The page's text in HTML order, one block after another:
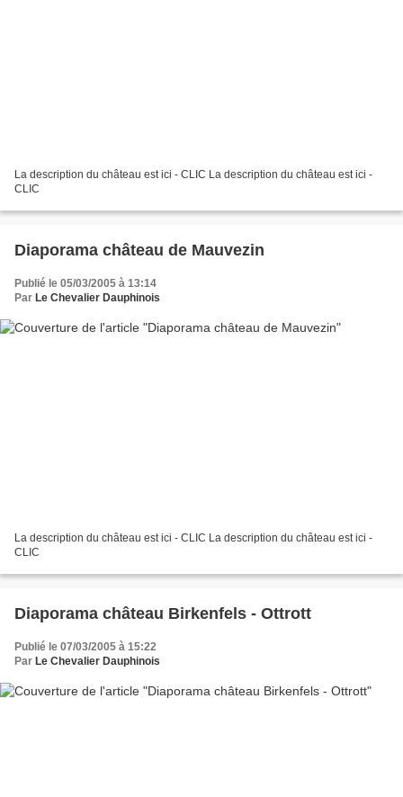
La description du château est ici - CLIC La description du château est ici -
CLIC
Diaporama château de Mauvezin
Publié le 05/03/2005 à 13:14
Par Le Chevalier Dauphinois
La description du château est ici - CLIC La description du château est ici -
CLIC
Diaporama château Birkenfels - Ottrott
Publié le 07/03/2005 à 15:22
Par Le Chevalier Dauphinois